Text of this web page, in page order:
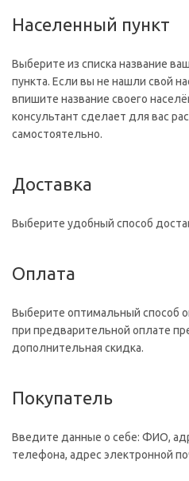
Населенный пункт
Выберите из списка название
пункта. Если вы не нашли свой
впишите название своего
консультант сделает для вас
самостоятельно.
Доставка
Выберите удобный способ
Оплата
Выберите оптимальный способ
при предварительной оплате
дополнительная скидка.
Покупатель
Введите данные о себе: ФИО,
телефона, адрес электронной